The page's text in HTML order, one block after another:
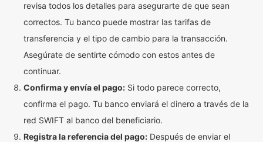
revisa todos los detalles para asegurarte de que sean
correctos. Tu banco puede mostrar las tarifas de
transferencia y el tipo de cambio para la transacción.
Asegúrate de sentirte cómodo con estos antes de
continuar.
Confirma y envía el pago: Si todo parece correcto,
confirma el pago. Tu banco enviará el dinero a través de la
red SWIFT al banco del beneficiario.
Registra la referencia del pago: Después de enviar el